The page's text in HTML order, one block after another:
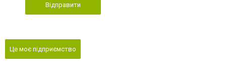
Відправити
Це моє підприємство